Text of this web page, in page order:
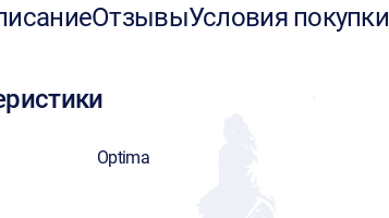
ОтзывыУсловия покупки
Optima